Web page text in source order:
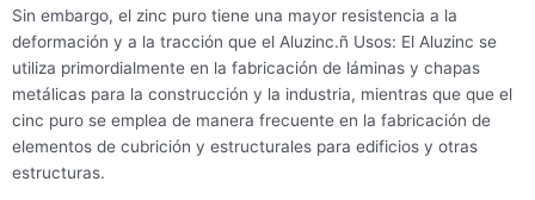
Sin embargo, el zinc puro tiene una mayor resistencia a la
deformación y a la tracción que el Aluzinc.ñ Usos: El Aluzinc se
utiliza primordialmente en la fabricación de láminas y chapas
metálicas para la construcción y la industria, mientras que que el
cinc puro se emplea de manera frecuente en la fabricación de
elementos de cubrición y estructurales para edificios y otras
estructuras.